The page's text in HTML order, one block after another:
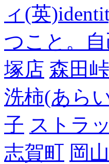
ィ(英
つこと。
塚店 森田峠
洗柿(あら
子 ストラ
志賀町 岡